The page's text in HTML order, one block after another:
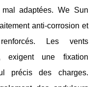
adaptées. We Sun
anti-corrosion et
Les vents
exigent une fixation
précis des charges.